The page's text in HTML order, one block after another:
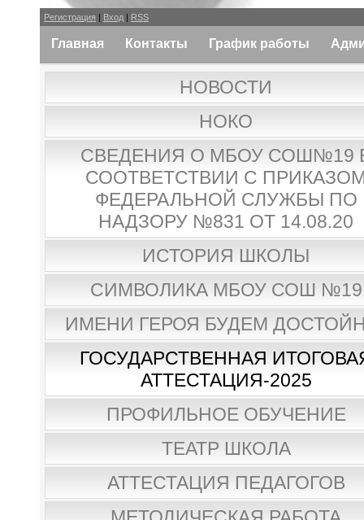
Регистрация | Вход | RSS
Главная Контакты График работы
НОВОСТИ
НОКО
СВЕДЕНИЯ О МБОУ СОШ№19
СООТВЕТСТВИИ С
ФЕДЕРАЛЬНОЙ СЛУЖБЫ ПО
НАДЗОРУ №831 ОТ 14.08.20
ИСТОРИЯ ШКОЛЫ
СИМВОЛИКА МБОУ СОШ №19
ИМЕНИ ГЕРОЯ БУДЕМ
ГОСУДАРСТВЕННАЯ
АТТЕСТАЦИЯ-2025
ПРОФИЛЬНОЕ ОБУЧЕНИЕ
ТЕАТР ШКОЛА
АТТЕСТАЦИЯ ПЕДАГОГОВ